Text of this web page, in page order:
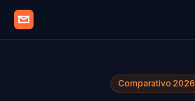
Comparativo 2026